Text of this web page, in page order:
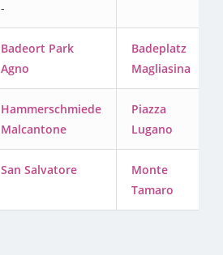
-
Badeort Park
Agno
Badeplatz
Magliasina
Hammerschmiede
Malcantone
Piazza
Lugano
San Salvatore
Monte
Tamaro